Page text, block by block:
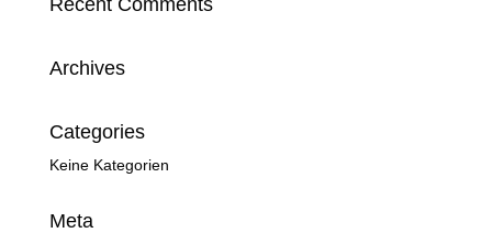
Recent Comments
Archives
Categories
Keine Kategorien
Meta